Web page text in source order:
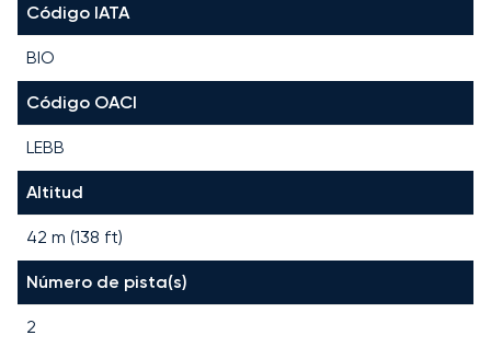
Código IATA
BIO
Código OACI
LEBB
Altitud
42 m (138 ft)
Número de pista(s)
2